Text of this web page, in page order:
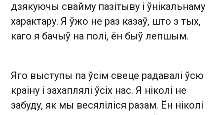
дзякуючы свайму пазітыву і ўнікальнаму
характару. Я ўжо не раз казаў, што з тых,
каго я бачыў на полі, ён быў лепшым.
Яго выступы па ўсім свеце радавалі ўсю
краіну і захаплялі ўсіх нас. Я ніколі не
забуду, як мы весяліліся разам. Ён ніколі